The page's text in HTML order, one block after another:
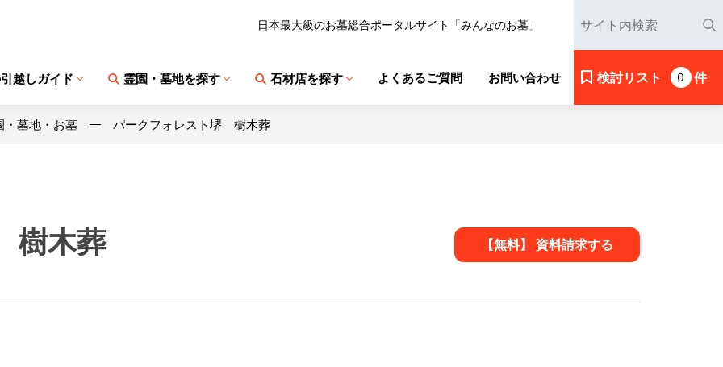
日本最大級のお墓総合ポータルサイト「みんなのお墓」
越しガイド 霊園・墓地を探す 石材店を探す よくあるご質問 お問い合わせ 検討リスト 0 件
・墓地・お墓 パークフォレスト堺 樹木葬
樹木葬 【無料】 資料請求する